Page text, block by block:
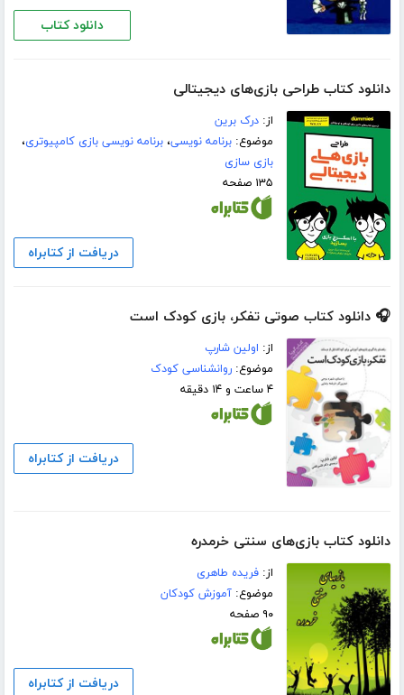
دانلود کتاب
دانلود کتاب طراحی بازی‌های دیجیتالی
از:درک برین
موضوع:برنامه نویسی،برنامه نویسی بازی کامپیوتری،
بازی سازی
۱۳۵ صفحه
دریافت از کتابراه
🎧 دانلود کتاب صوتی تفکر، بازی کودک است
از: اولین شارپ
موضوع:روانشناسی کودک
۴ ساعت و ۱۴ دقیقه
دریافت از کتابراه
دانلود کتاب بازی‌های سنتی خرمدره
از:فریده طاهری
موضوع:آموزش کودکان
۹۰ صفحه
دریافت از کتابراه